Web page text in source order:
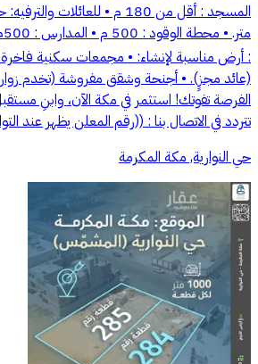
: أرض مناسبة لإنشاء: • مجمعات سكنية
(عائد مجزٍ). • أجنحة وشقق مفروشة (تخدم
الفرصة تفوتك! استثمر في مكة الآن، وابنِ
تتردد في الاتصال بنا : ((رقم المعلن يظهر عند
حي النوارية, مكة المكرمة